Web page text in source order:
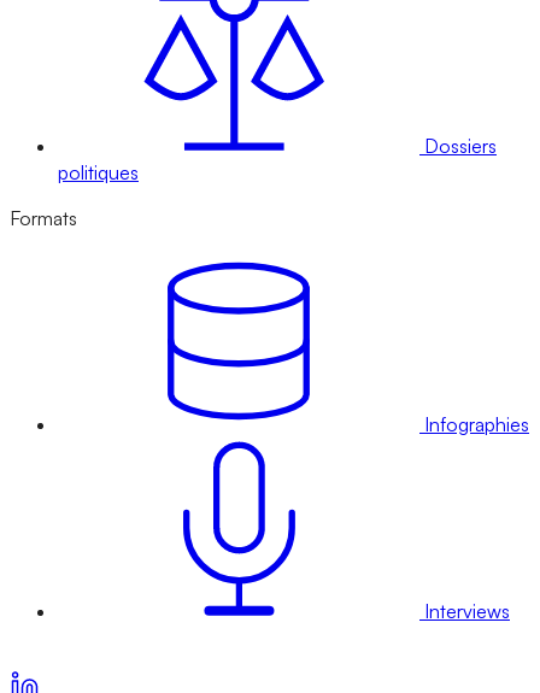
Dossiers
politiques
Formats
Infographies
Interviews